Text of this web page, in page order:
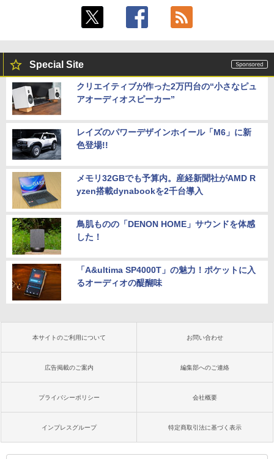
Special Site
クリエイティブが作った2万円台の“小さなピュ
アオーディオスピーカー”
レイズのパワーデザインホイール「M6」に新
色登場!!
メモリ32GBでも予算内。産経新聞社がAMD R
yzen搭載dynabookを2千台導入
鳥肌ものの「DENON HOME」サウンドを体感
した！
「A&ultima SP4000T」の魅力！ポケットに入
るオーディオの醍醐味
本サイトのご利用について お問い合わせ
広告掲載のご案内 編集部へのご連絡
プライバシーポリシー 会社概要
インプレスグループ 特定商取引法に基づく表示